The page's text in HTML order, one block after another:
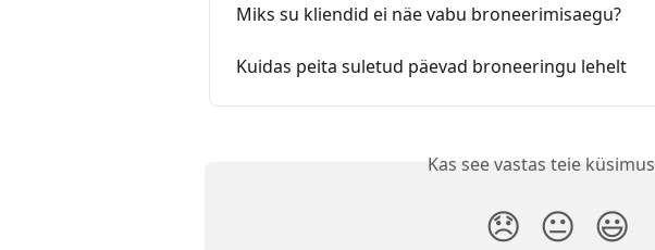
Miks su kliendid ei näe vabu broneerimisaegu?
Kuidas peita suletud päevad broneeringu lehelt
Kas see vastas teie
😞 😐 😃